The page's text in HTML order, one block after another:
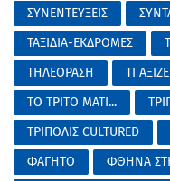
ΣΥΝΕΝΤΕΥΞΕΙΣ
ΤΑΞΙΔΙΑ-ΕΚΔΡΟΜΕΣ
ΤΗΛΕΟΡΑΣΗ
ΤΙ
ΤΟ ΤΡΙΤΟ ΜΑΤΙ...
ΤΡΙΠΟΛΙΣ CULTURED
ΦΑΓΗΤΟ
ΦΘΗΝΑ